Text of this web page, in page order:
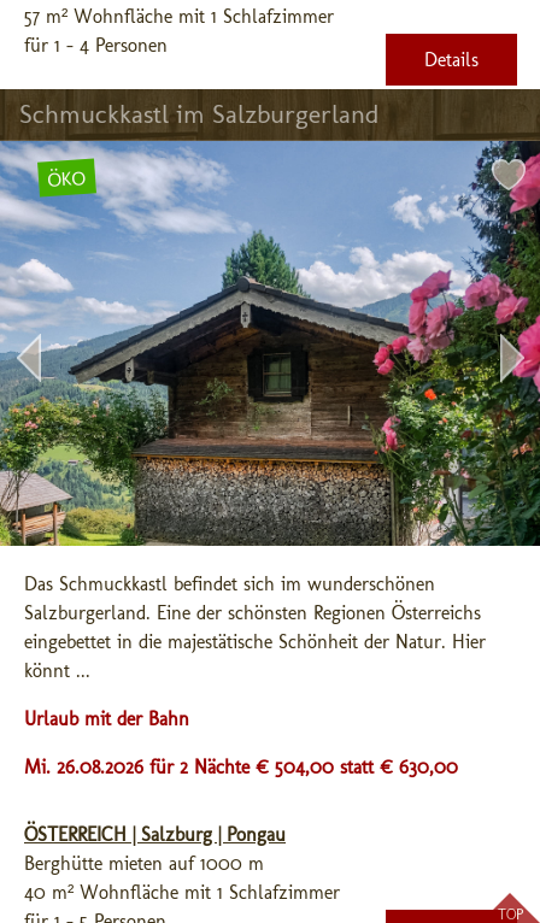
57 m² Wohnfläche mit 1 Schlafzimmer
für 1 - 4 Personen
Details
Schmuckkastl im Salzburgerland
ÖKO
Das Schmuckkastl befindet sich im wunderschönen
Salzburgerland. Eine der schönsten Regionen Österreichs
eingebettet in die majestätische Schönheit der Natur. Hier
könnt ...
Urlaub mit der Bahn
Mi. 26.08.2026 für 2 Nächte € 504,00 statt € 630,00
ÖSTERREICH | Salzburg | Pongau
Berghütte mieten auf 1000 m
40 m² Wohnfläche mit 1 Schlafzimmer
TOP